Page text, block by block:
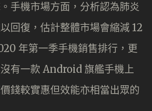
手機市場方面，分析認為肺炎
回復，估計整體市場會縮減 12
年第一季手機銷售排行，更
有一款 Android 旗艦手機上
錢較實惠但效能亦相當出眾的